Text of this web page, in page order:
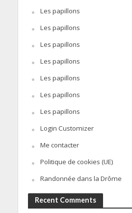
Les papillons
Les papillons
Les papillons
Les papillons
Les papillons
Les papillons
Les papillons
Login Customizer
Me contacter
Politique de cookies (UE)
Randonnée dans la Drôme
Recent Comments